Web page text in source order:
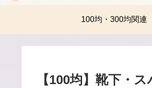
100均・300均関連
【100均】靴下・